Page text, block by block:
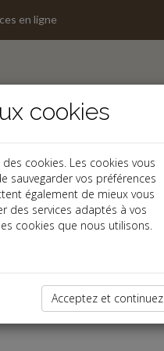
en ligne
cookies
cookies. Les cookies vous
sauvegarder vos préférences
également de mieux vous
des services adaptés à vos
cookies que nous utilisons.
Acceptez et continuez